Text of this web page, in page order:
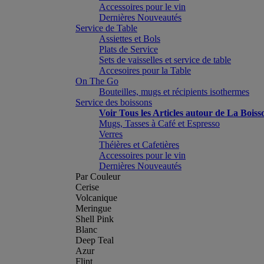
Accessoires pour le vin
Dernières Nouveautés
Service de Table
Assiettes et Bols
Plats de Service
Sets de vaisselles et service de table
Accesoires pour la Table
On The Go
Bouteilles, mugs et récipients isothermes
Service des boissons
Voir Tous les Articles autour de La
Mugs, Tasses à Café et Espresso
Verres
Théières et Cafetières
Accessoires pour le vin
Dernières Nouveautés
Par Couleur
Cerise
Volcanique
Meringue
Shell Pink
Blanc
Deep Teal
Azur
Flint